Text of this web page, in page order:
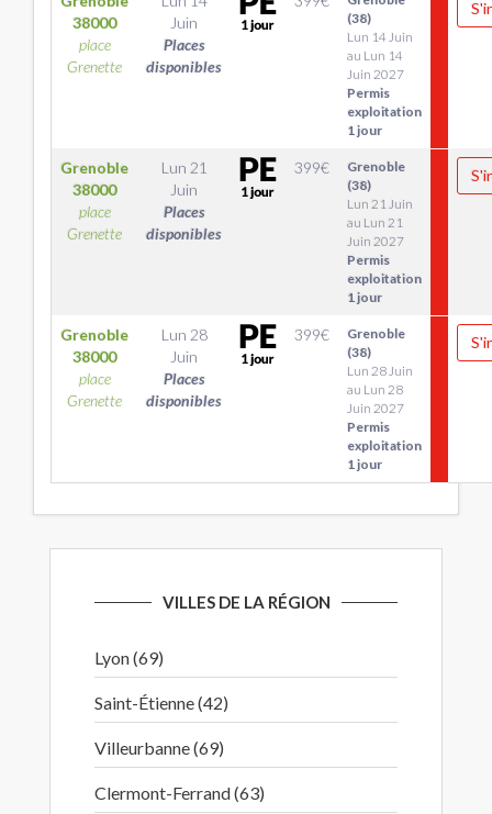
38000
place
Grenette
Juin
Places
disponibles
(38)
Lun 14 Juin
au Lun 14
Juin 2027
Permis
exploitation
1 jour
Grenoble
38000
place
Grenette
Lun 21
Juin
Places
disponibles
399€
Grenoble
(38)
Lun 21 Juin
au Lun 21
Juin 2027
Permis
exploitation
1 jour
Grenoble
38000
place
Grenette
Lun 28
Juin
Places
disponibles
399€
Grenoble
(38)
Lun 28 Juin
au Lun 28
Juin 2027
Permis
exploitation
1 jour
VILLES DE LA RÉGION
Lyon (69)
Saint-Étienne (42)
Villeurbanne (69)
Clermont-Ferrand (63)